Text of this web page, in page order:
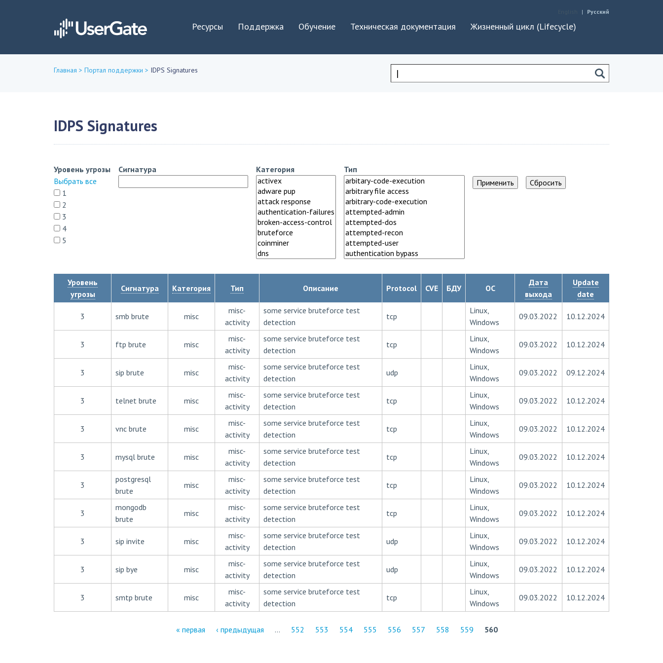
Русский
Ресурсы Поддержка Обучение Техническая документация Жизненный цикл (Lifecycle)
Главная > Портал поддержки > IDPS Signatures
Форма
IDPS Signatures
Уровень угрозы
Выбрать все
1
2
3
4
5
Сигнатура Категория Тип
Уровень
угрозы
Сигнатура Категория Тип Описание Protocol CVE БДУ ОС
Дата
выхода
Update
date
3 smb brute misc
misc-
activity
some service bruteforce test
detection
tcp
Linux,
Windows
09.03.2022 10.12.2024
3 ftp brute misc
misc-
activity
some service bruteforce test
detection
tcp
Linux,
Windows
09.03.2022 10.12.2024
3 sip brute misc
misc-
activity
some service bruteforce test
detection
udp
Linux,
Windows
09.03.2022 09.12.2024
3 telnet brute misc
misc-
activity
some service bruteforce test
detection
tcp
Linux,
Windows
09.03.2022 10.12.2024
3 vnc brute misc
misc-
activity
some service bruteforce test
detection
tcp
Linux,
Windows
09.03.2022 10.12.2024
3 mysql brute misc
misc-
activity
some service bruteforce test
detection
tcp
Linux,
Windows
09.03.2022 10.12.2024
3
postgresql
brute
misc
misc-
activity
some service bruteforce test
detection
tcp
Linux,
Windows
09.03.2022 10.12.2024
3
mongodb
brute
misc
misc-
activity
some service bruteforce test
detection
tcp
Linux,
Windows
09.03.2022 10.12.2024
3 sip invite misc
misc-
activity
some service bruteforce test
detection
udp
Linux,
Windows
09.03.2022 10.12.2024
3 sip bye misc
misc-
activity
some service bruteforce test
detection
udp
Linux,
Windows
09.03.2022 10.12.2024
3 smtp brute misc
misc-
activity
some service bruteforce test
detection
tcp
Linux,
Windows
09.03.2022 10.12.2024
« первая ‹ предыдущая … 552 553 554 555 556 557 558 559 560